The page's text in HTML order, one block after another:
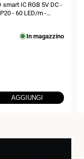
smart IC RGB 5V DC -
- 60 LED/m -
- 5 metri
In magazzino
AGGIUNGI